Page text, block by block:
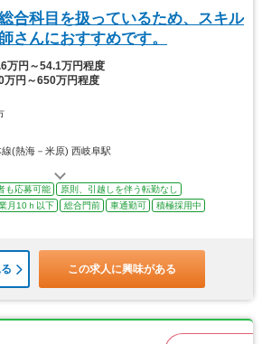
合科目を扱っているため、スキル
さんにおすすめです。
万円～54.1万円程度
万円～650万円程度
線(熱海－米原) 西岐阜駅
も応募可能
原則、引越しを伴う転勤なし
月10ｈ以下 総合門前 車通勤可
積極採用中
この求人に興味がある